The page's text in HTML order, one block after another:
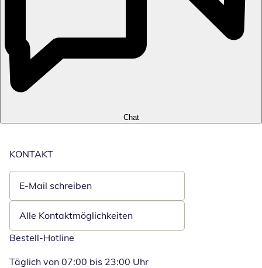
Chat
KONTAKT
E-Mail schreiben
Öffnet E-Mail-Client
Alle Kontaktmöglichkeiten
Bestell-Hotline
Täglich von 07:00 bis 23:00 Uhr